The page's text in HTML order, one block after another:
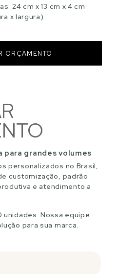
24 cm x 13 cm x 4 cm
x largura)
ORÇAMENTO
para grandes volumes
personalizados no Brasil,
customização, padrão
e atendimento a
unidades. Nossa equipe
para sua marca.